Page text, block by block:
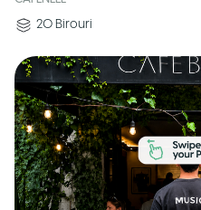
20 Birouri